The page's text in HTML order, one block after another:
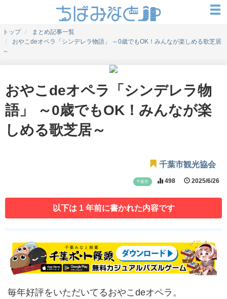
トップ
まとめ記事一覧
おやこdeオペラ「シンデレラ物語」 ～0歳でもOK！みんなが楽しめる歌芝居
～
おやこdeオペラ「シンデレラ物
語」 ～0歳でもOK！みんなが楽
しめる歌芝居～
千葉市観光協会
千葉市 498 2025/6/26
以下は 1 年前に書かれた内容です
毎年好評をいただいてるおやこdeオペラ。